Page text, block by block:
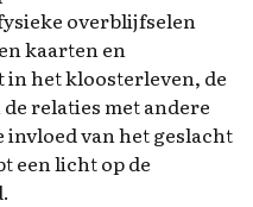
overblijfselen
kaarten en
het kloosterleven, de
relaties met andere
van het geslacht
een licht op de